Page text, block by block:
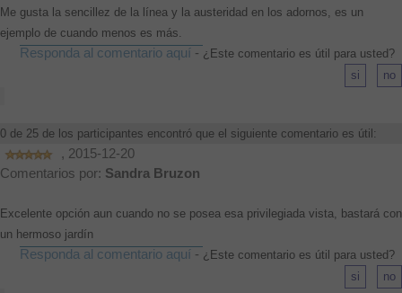
Me gusta la sencillez de la línea y la austeridad en los adornos, es un
ejemplo de cuando menos es más.
Responda al comentario aquí - ¿Este comentario es útil para usted?
0 de 25 de los participantes encontró que el siguiente comentario es útil:
, 2015-12-20
Comentarios por: Sandra Bruzon
Excelente opción aun cuando no se posea esa privilegiada vista, bastará con
un hermoso jardín
Responda al comentario aquí - ¿Este comentario es útil para usted?